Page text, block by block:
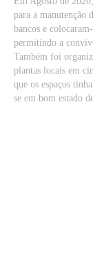
para a manutenção
bancos e
permitindo a
Também foi
plantas locais em
que os espaços
se em bom estado